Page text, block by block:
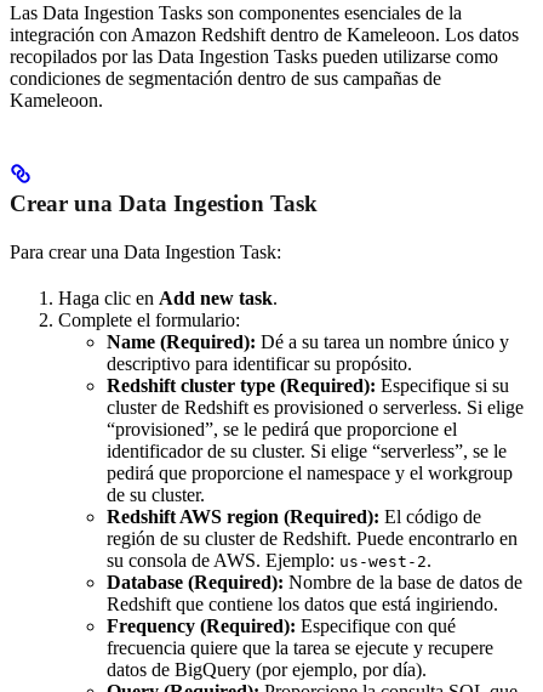
Las Data Ingestion Tasks son componentes esenciales de la
integración con Amazon Redshift dentro de Kameleoon. Los datos
recopilados por las Data Ingestion Tasks pueden utilizarse como
condiciones de segmentación dentro de sus campañas de
Kameleoon.
Crear una Data Ingestion Task
Para crear una Data Ingestion Task:
Haga clic en Add new task.
Complete el formulario:
Name (Required): Dé a su tarea un nombre único y
descriptivo para identificar su propósito.
Redshift cluster type (Required): Especifique si su
cluster de Redshift es provisioned o serverless. Si elige
“provisioned”, se le pedirá que proporcione el
identificador de su cluster. Si elige “serverless”, se le
pedirá que proporcione el namespace y el workgroup
de su cluster.
Redshift AWS region (Required): El código de
región de su cluster de Redshift. Puede encontrarlo en
su consola de AWS. Ejemplo: us-west-2.
Database (Required): Nombre de la base de datos de
Redshift que contiene los datos que está ingiriendo.
Frequency (Required): Especifique con qué
frecuencia quiere que la tarea se ejecute y recupere
datos de BigQuery (por ejemplo, por día).